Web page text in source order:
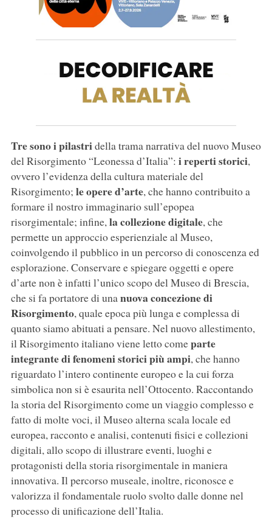
Tre sono i pilastridella trama narrativa del nuovo Museo
del Risorgimento “Leonessa d’Italia”: i reperti storici,
ovvero l’evidenza della cultura materiale del
Risorgimento; le opere d’arte, che hanno contribuito a
formare il nostro immaginario sull’epopea
risorgimentale; infine,la collezione digitale, che
permette un approccio esperienziale al Museo,
coinvolgendo il pubblico in un percorso di conoscenza ed
esplorazione. Conservare e spiegare oggetti e opere
d’arte non è infatti l’unico scopo del Museo di Brescia,
che si fa portatore di unanuova concezione di
Risorgimento, quale epoca più lunga e complessa di
quanto siamo abituati a pensare. Nel nuovo allestimento,
il Risorgimento italiano viene letto comeparte
integrante di fenomeni storici più ampi, che hanno
riguardato l’intero continente europeo e la cui forza
simbolica non si è esaurita nell’Ottocento. Raccontando
la storia del Risorgimento come un viaggio complesso e
fatto di molte voci, il Museo alterna scala locale ed
europea, racconto e analisi, contenuti fisici e collezioni
digitali, allo scopo di illustrare eventi, luoghi e
protagonisti della storia risorgimentale in maniera
innovativa. Il percorso museale, inoltre, riconosce e
valorizza il fondamentale ruolo svolto dalle donne nel
processo di unificazione dell’Italia.